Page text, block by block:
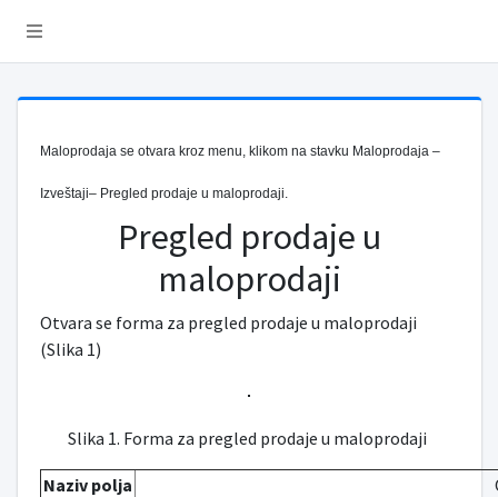
Maloprodaja se otvara kroz menu, klikom na stavku Maloprodaja –
Izveštaji– Pregled prodaje u maloprodaji.
Pregled prodaje u
maloprodaji
Otvara se forma za pregled prodaje u maloprodaji
(Slika 1)
Slika 1. Forma za pregled prodaje u maloprodaji
Naziv polja